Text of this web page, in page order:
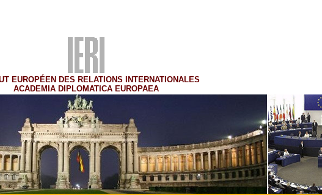
EUROPÉEN DES RELATIONS INTERNATIONALES
ACADEMIA DIPLOMATICA EUROPAEA